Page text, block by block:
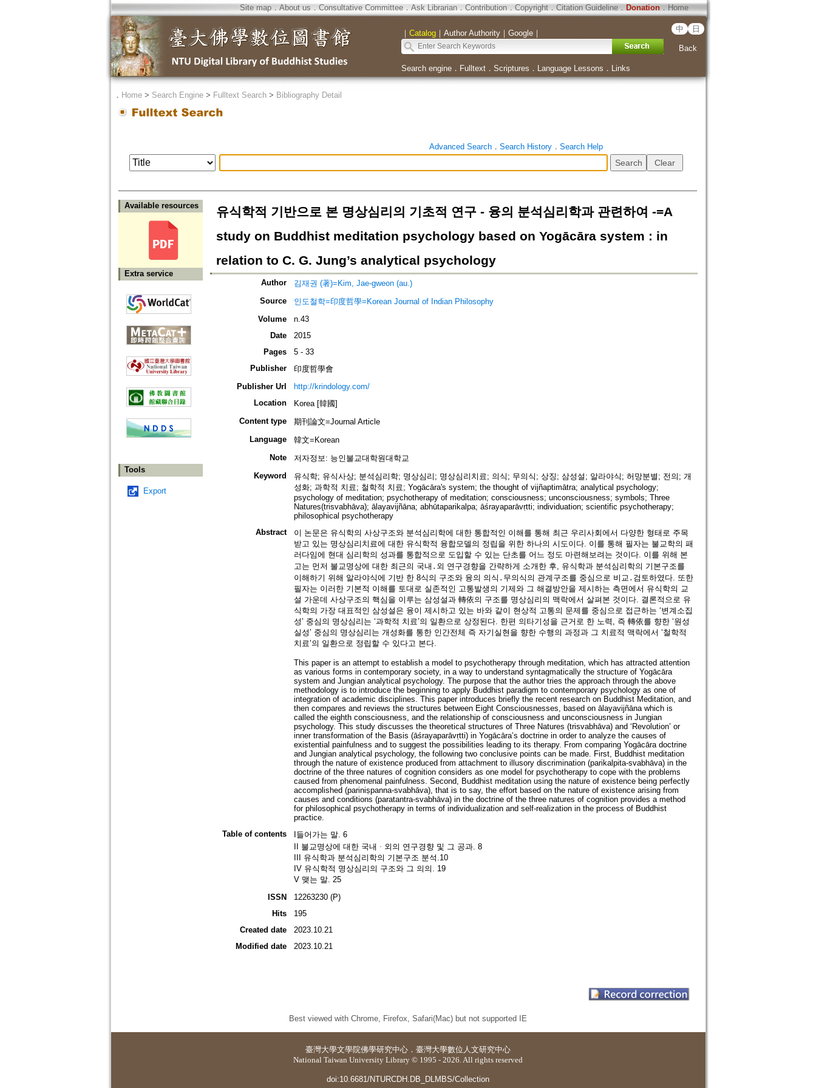
Site map．About us ． Consultative Committee． Ask Librarian． Contribution．Copyright．Citation Guideline． Donation．Home
｜ Catalog｜ Author Authority｜ Google｜ 中 日
Back
Search engine． Fulltext． Scriptures ． Language Lessons ． Links
． Home> Search Engine> Fulltext Search> Bibliography Detail
Advanced Search． Search History． Search Help
Available resources
Extra service
Tools
Export
유식학적 기반으로 본 명상심리의 기초적 연구 - 융의 분석심리학과 관련하여 -=A
study on Buddhist meditation psychology based on Yogācāra system : in
relation to C. G. Jung’s analytical psychology
Author
김재권 (著)=Kim, Jae-gweon (au.)
Source
인도철학=印度哲學=Korean Journal of Indian Philosophy
Volume
n.43
Date
2015
Pages
5 - 33
Publisher
印度哲學會
Publisher Url
http://krindology.com/
Location
Korea [韓國]
Content type
期刊論文=Journal Article
Language
韓文=Korean
Note
저자정보: 능인불교대학원대학교
Keyword
유식학; 유식사상; 분석심리학; 명상심리; 명상심리치료; 의식; 무의식; 상징; 삼성설; 알라야식; 허망분별; 전의; 개
성화; 과학적 치료; 철학적 치료; Yogācāra's system; the thought of vijñaptimātra; analytical psychology;
psychology of meditation; psychotherapy of meditation; consciousness; unconsciousness; symbols; Three
Natures(trisvabhāva); ālayavijñāna; abhūtaparikalpa; āśrayaparāvṛtti; individuation; scientific psychotherapy;
philosophical psychotherapy
Abstract
이 논문은 유식학의 사상구조와 분석심리학에 대한 통합적인 이해를 통해 최근 우리사회에서 다양한 형태로 주목
받고 있는 명상심리치료에 대한 유식학적 융합모델의 정립을 위한 하나의 시도이다. 이를 통해 필자는 불교학의 패
러다임에 현대 심리학의 성과를 통합적으로 도입할 수 있는 단초를 어느 정도 마련해보려는 것이다. 이를 위해 본
고는 먼저 불교명상에 대한 최근의 국내․외 연구경향을 간략하게 소개한 후, 유식학과 분석심리학의 기본구조를
이해하기 위해 알라야식에 기반 한 8식의 구조와 융의 의식․무의식의 관계구조를 중심으로 비교․검토하였다. 또한
필자는 이러한 기본적 이해를 토대로 실존적인 고통발생의 기제와 그 해결방안을 제시하는 측면에서 유식학의 교
설 가운데 사상구조의 핵심을 이루는 삼성설과 轉依의 구조를 명상심리의 맥락에서 살펴본 것이다. 결론적으로 유
식학의 가장 대표적인 삼성설은 융이 제시하고 있는 바와 같이 현상적 고통의 문제를 중심으로 접근하는 ‘변계소집
성’ 중심의 명상심리는 ‘과학적 치료’의 일환으로 상정된다. 한편 의타기성을 근거로 한 노력, 즉 轉依를 향한 ‘원성
실성’ 중심의 명상심리는 개성화를 통한 인간전체 즉 자기실현을 향한 수행의 과정과 그 치료적 맥락에서 ‘철학적
치료’의 일환으로 정립할 수 있다고 본다.
This paper is an attempt to establish a model to psychotherapy through meditation, which has attracted attention
as various forms in contemporary society, in a way to understand syntagmatically the structure of Yogācāra
system and Jungian analytical psychology. The purpose that the author tries the approach through the above
methodology is to introduce the beginning to apply Buddhist paradigm to contemporary psychology as one of
integration of academic disciplines. This paper introduces briefly the recent research on Buddhist Meditation, and
then compares and reviews the structures between Eight Consciousnesses, based on ālayavijñāna which is
called the eighth consciousness, and the relationship of consciousness and unconsciousness in Jungian
psychology. This study discusses the theoretical structures of Three Natures (trisvabhāva) and ‘Revolution’ or
inner transformation of the Basis (āśrayaparāvṛtti) in Yogācāra’s doctrine in order to analyze the causes of
existential painfulness and to suggest the possibilities leading to its therapy. From comparing Yogācāra doctrine
and Jungian analytical psychology, the following two conclusive points can be made. First, Buddhist meditation
through the nature of existence produced from attachment to illusory discrimination (parikalpita-svabhāva) in the
doctrine of the three natures of cognition considers as one model for psychotherapy to cope with the problems
caused from phenomenal painfulness. Second, Buddhist meditation using the nature of existence being perfectly
accomplished (pariniṣpanna-svabhāva), that is to say, the effort based on the nature of existence arising from
causes and conditions (paratantra-svabhāva) in the doctrine of the three natures of cognition provides a method
for philosophical psychotherapy in terms of individualization and self-realization in the process of Buddhist
practice.
Table of contents
I들어가는 말. 6
II 불교명상에 대한 국내ᆞ외의 연구경향 및 그 공과. 8
III 유식학과 분석심리학의 기본구조 분석.10
IV 유식학적 명상심리의 구조와 그 의의. 19
V 맺는 말. 25
ISSN
12263230 (P)
Hits
195
Created date
2023.10.21
Modified date
2023.10.21
Best viewed with Chrome, Firefox, Safari(Mac) but not supported IE
臺灣大學文學院佛學研究中心 ． 臺灣大學數位人文研究中心
National Taiwan University Library © 1995 - 2026. All rights reserved
doi:10.6681/NTURCDH.DB_DLMBS/Collection